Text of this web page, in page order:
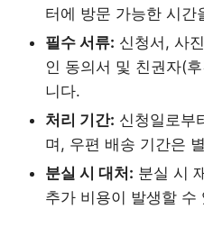
터에 방문 가능한 시간
필수 서류: 신청서, 사
인 동의서 및 친권자(
니다.
처리 기간: 신청일로부
며, 우편 배송 기간은
분실 시 대처: 분실 시
추가 비용이 발생할 수